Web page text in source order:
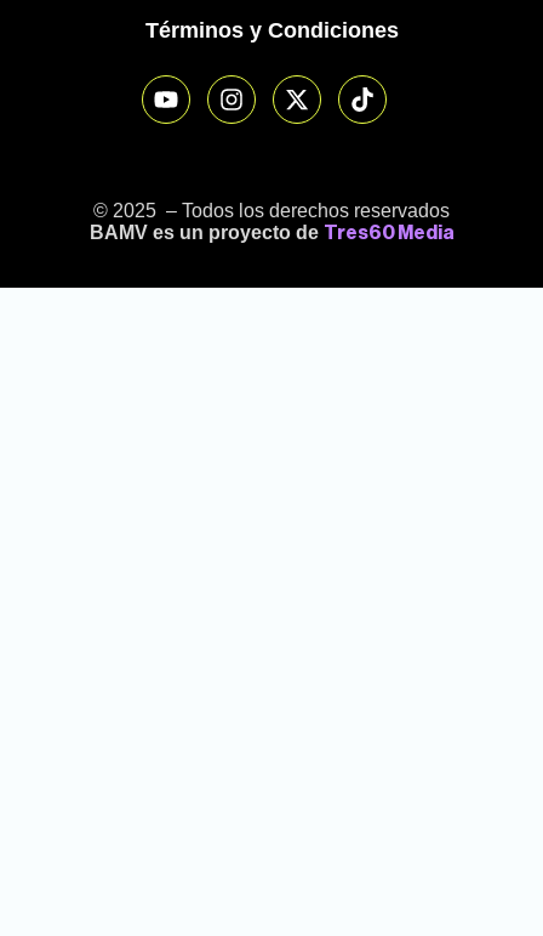
Términos y Condiciones
© 2025 – Todos los derechos reservados
BAMV es un proyecto de Tres60 Media